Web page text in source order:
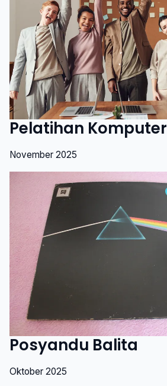
Pelatihan Komputer
November 2025
Posyandu Balita
Oktober 2025